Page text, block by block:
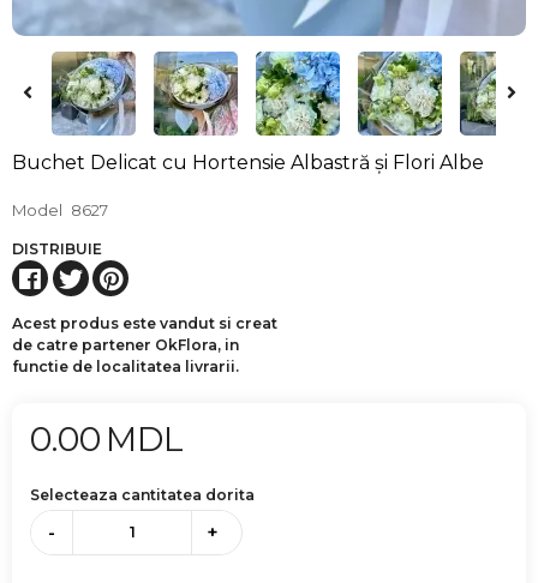
Buchet Delicat cu Hortensie Albastră și Flori Albe
Model 8627
DISTRIBUIE
Acest produs este vandut si creat
de catre partener OkFlora, in
functie de localitatea livrarii.
0.00 MDL
Selecteaza cantitatea dorita
- +